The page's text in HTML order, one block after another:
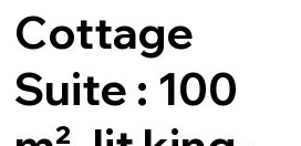
Cottage
Suite : 100